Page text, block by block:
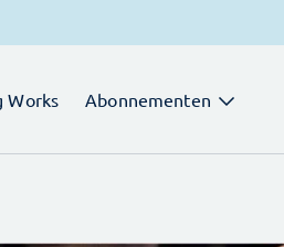
Works Abonnementen